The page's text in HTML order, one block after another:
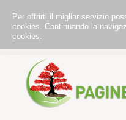
Per offrirti il miglior servizio
cookies. Continuando la
cookies.